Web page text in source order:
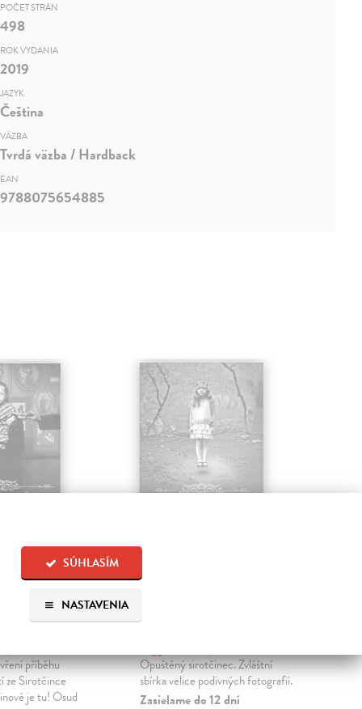
SÚHLASÍM
NASTAVENIA
POČET STRÁN
498
ROK VYDANIA
2019
JAZYK
Čeština
VÄZBA
Tvrdá väzba / Hardback
EAN
9788075654885
slečny
6:
příběhu
ze Sirotčince
je tu! Osud
Sirotčinec slečny
väzba)
Opuštěný sirotčinec. Zvláštní
sbírka velice podivných fotografií.
Zasielame do 12 dní
A